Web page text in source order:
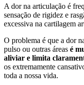
A dor na articulação é
sensação de rigidez e
excessiva na cartilagem
O problema é que a dor
pulso ou outras áreas é
aliviar e limita
os extremamente
toda a nossa vida.